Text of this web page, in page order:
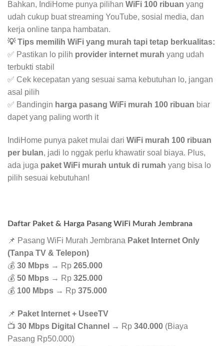
Bahkan, IndiHome punya pilihan WiFi 100 ribuan yang
udah cukup buat streaming YouTube, sosial media, dan
kerja online tanpa hambatan.
💡 Tips memilih WiFi yang murah tapi tetap berkualitas:
✅ Pastikan lo pilih provider internet murah yang udah
terbukti stabil
✅ Cek kecepatan yang sesuai sama kebutuhan lo, jangan
asal pilih
✅ Bandingin harga pasang WiFi murah 100 ribuan biar
dapet yang paling worth it
IndiHome punya paket mulai dari WiFi murah 100 ribuan
per bulan, jadi lo nggak perlu khawatir soal biaya. Plus,
ada juga paket WiFi murah untuk di rumah yang bisa lo
pilih sesuai kebutuhan!
Daftar Paket & Harga Pasang WiFi Murah Jembrana
📌 Pasang WiFi Murah Jembrana Paket Internet Only
(Tanpa TV & Telepon)
💰 30 Mbps → Rp 265.000
💰 50 Mbps → Rp 325.000
💰 100 Mbps → Rp 375.000
📌 Paket Internet + UseeTV
📺 30 Mbps Digital Channel → Rp 340.000 (Biaya
Pasang Rp50.000)